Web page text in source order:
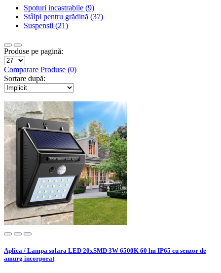
Spoturi incastrabile (9)
Stâlpi pentru grădină (37)
Suspensii (21)
Produse pe pagină:
Comparare Produse (0)
Sortare după:
Aplica / Lampa solara LED 20xSMD 3W 6500K 60 lm IP65 cu senzor de
amurg incorporat